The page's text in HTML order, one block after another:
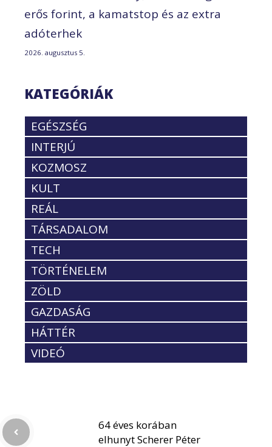
erős forint, a kamatstop és az extra
adóterhek
2026. augusztus 5.
KATEGÓRIÁK
EGÉSZSÉG
INTERJÚ
KOZMOSZ
KULT
REÁL
TÁRSADALOM
TECH
TÖRTÉNELEM
ZÖLD
GAZDASÁG
HÁTTÉR
VIDEÓ
64 éves korában
elhunyt Scherer Péter